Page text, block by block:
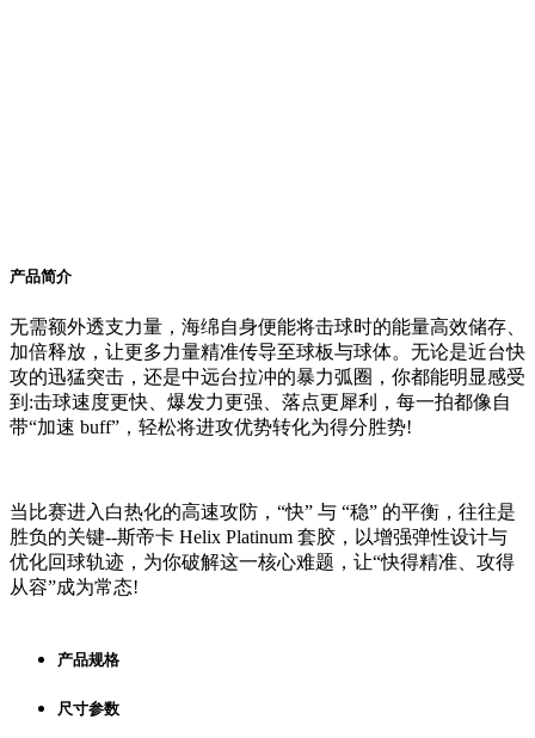
产品简介
无需额外透支力量，海绵自身便能将击球时的能量高效储存、
加倍释放，让更多力量精准传导至球板与球体。无论是近台快
攻的迅猛突击，还是中远台拉冲的暴力弧圈，你都能明显感受
到:击球速度更快、爆发力更强、落点更犀利，每一拍都像自
带“加速 buff”，轻松将进攻优势转化为得分胜势!
当比赛进入白热化的高速攻防，“快” 与 “稳” 的平衡，往往是
胜负的关键--斯帝卡 Helix Platinum 套胶，以增强弹性设计与
优化回球轨迹，为你破解这一核心难题，让“快得精准、攻得
从容”成为常态!
产品规格
尺寸参数